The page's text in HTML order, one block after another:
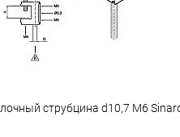
струбцина d10,7 М6